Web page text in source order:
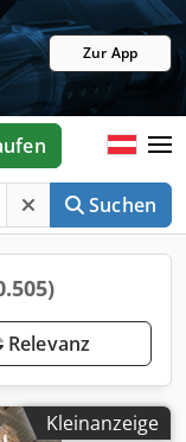
Zur App
Suchen
Relevanz
Kleinanzeige